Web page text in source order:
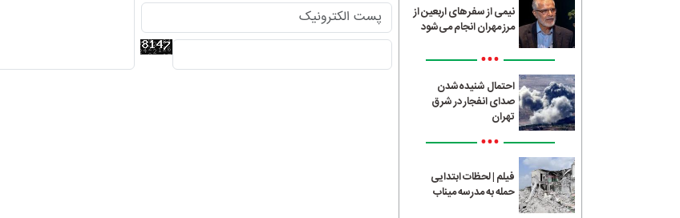
نیمی از سفرهای اربعین از
مرز مهران انجام می‌شود
•••
احتمال شنیده‌شدن
صدای انفجار در شرق
تهران
•••
فیلم | لحظات ابتدایی
حمله به مدرسه میناب